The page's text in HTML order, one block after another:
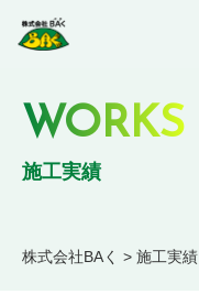
WORKS
施工実績
株式会社BAく > 施工実績